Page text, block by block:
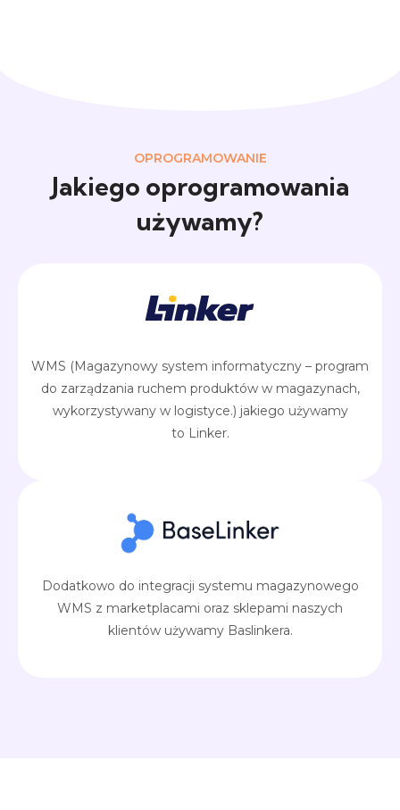
OPROGRAMOWANIE
Jakiego oprogramowania
używamy?
WMS (Magazynowy system informatyczny – program
do zarządzania ruchem produktów w magazynach,
wykorzystywany w logistyce.) jakiego używamy
to Linker.
Dodatkowo do integracji systemu magazynowego
WMS z marketplacami oraz sklepami naszych
klientów używamy Baslinkera.